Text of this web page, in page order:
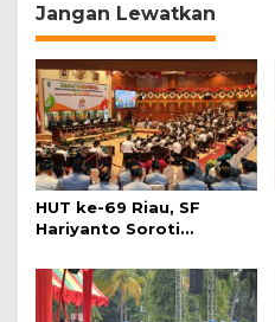
a
s
i
p
o
s
Jangan Lewatkan
HUT ke-69 Riau, SF
Hariyanto Soroti
Kemiskinan